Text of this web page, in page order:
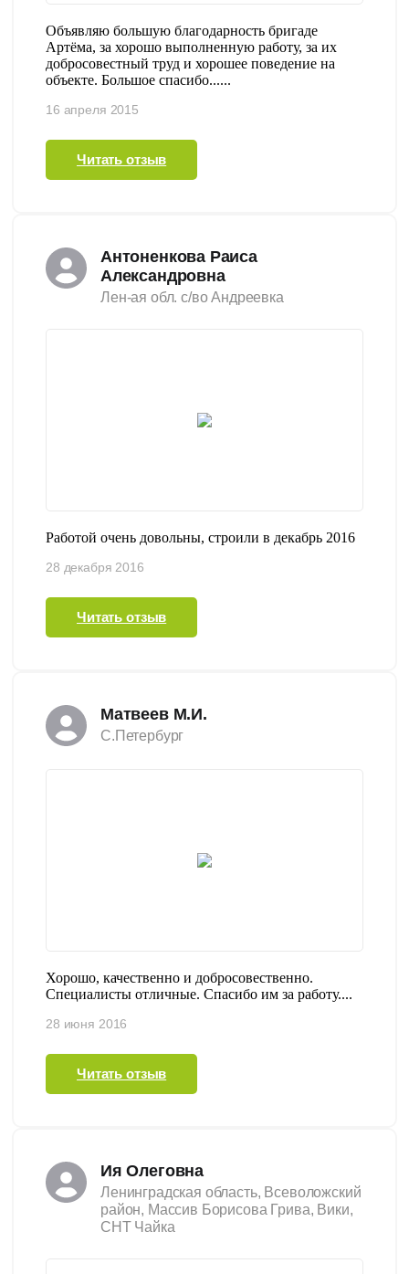
Объявляю большую благодарность бригаде
Артёма, за хорошо выполненную работу, за их
добросовестный труд и хорошее поведение на
объекте. Большое спасибо......
16 апреля 2015
Читать отзыв
Антоненкова Раиса
Александровна
Лен-ая обл. с/во Андреевка
Работой очень довольны, строили в декабрь 2016
28 декабря 2016
Читать отзыв
Матвеев М.И.
С.Петербург
Хорошо, качественно и добросовественно.
Специалисты отличные. Спасибо им за работу....
28 июня 2016
Читать отзыв
Ия Олеговна
Ленинградская область, Всеволожский
район, Массив Борисова Грива, Вики,
СНТ Чайка